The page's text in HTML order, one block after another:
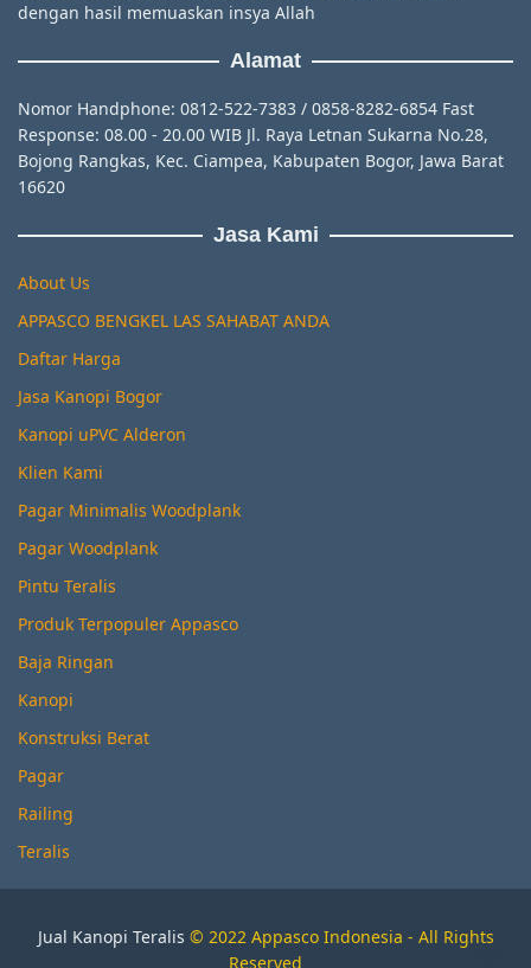
dengan hasil memuaskan insya Allah
Alamat
Nomor Handphone: 0812-522-7383 / 0858-8282-6854 Fast
Response: 08.00 - 20.00 WIB Jl. Raya Letnan Sukarna No.28,
Bojong Rangkas, Kec. Ciampea, Kabupaten Bogor, Jawa Barat
16620
Jasa Kami
About Us
APPASCO BENGKEL LAS SAHABAT ANDA
Daftar Harga
Jasa Kanopi Bogor
Kanopi uPVC Alderon
Klien Kami
Pagar Minimalis Woodplank
Pagar Woodplank
Pintu Teralis
Produk Terpopuler Appasco
Baja Ringan
Kanopi
Konstruksi Berat
Pagar
Railing
Teralis
Jual Kanopi Teralis © 2022 Appasco Indonesia - All Rights
Reserved